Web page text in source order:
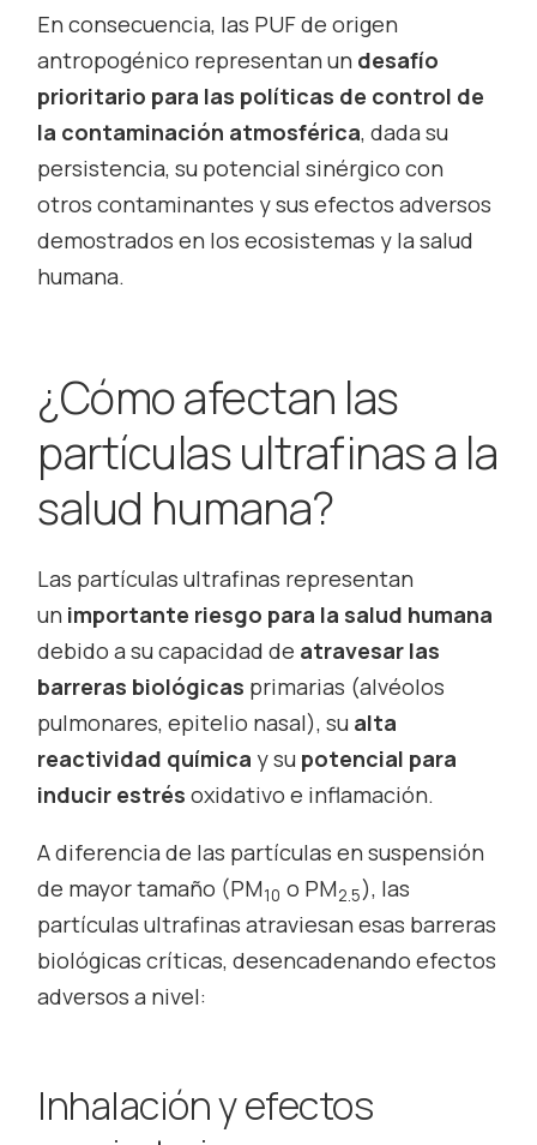
En consecuencia, las PUF de origen
antropogénico representan un desafío
prioritario para las políticas de control de
la contaminación atmosférica, dada su
persistencia, su potencial sinérgico con
otros contaminantes y sus efectos adversos
demostrados en los ecosistemas y la salud
humana.
¿Cómo afectan las
partículas ultrafinas a la
salud humana?
Las partículas ultrafinas representan
un importante riesgo para la salud humana
debido a su capacidad de atravesar las
barreras biológicas primarias (alvéolos
pulmonares, epitelio nasal), su alta
reactividad química y su potencial para
inducir estrésoxidativo e inflamación.
A diferencia de las partículas en suspensión
de mayor tamaño (PM10 o PM2.5), las
partículas ultrafinas atraviesan esas barreras
biológicas críticas, desencadenando efectos
adversos a nivel:
Inhalación y efectos